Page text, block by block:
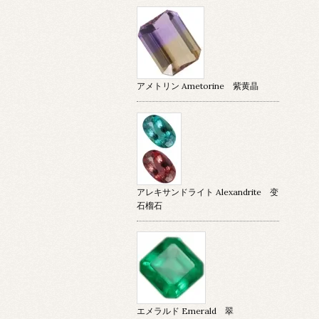
アメトリン Ametorine 紫黄晶
アレキサンドライト Alexandrite 变
石榴石
エメラルド Emerald 翠